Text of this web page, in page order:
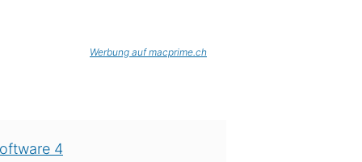
Werbung auf macprime.ch
4